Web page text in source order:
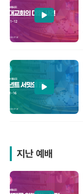
지난 예배